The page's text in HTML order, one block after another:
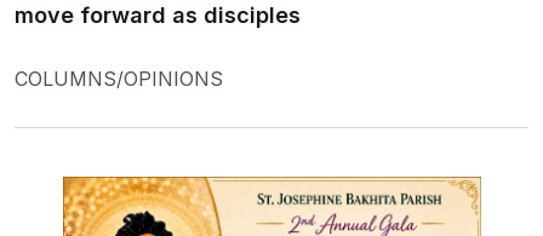
move forward as disciples
COLUMNS/OPINIONS